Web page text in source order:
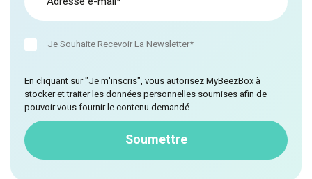
Je Souhaite Recevoir La Newsletter*
En cliquant sur "Je m'inscris", vous autorisez MyBeezBox à
stocker et traiter les données personnelles soumises afin de
pouvoir vous fournir le contenu demandé.